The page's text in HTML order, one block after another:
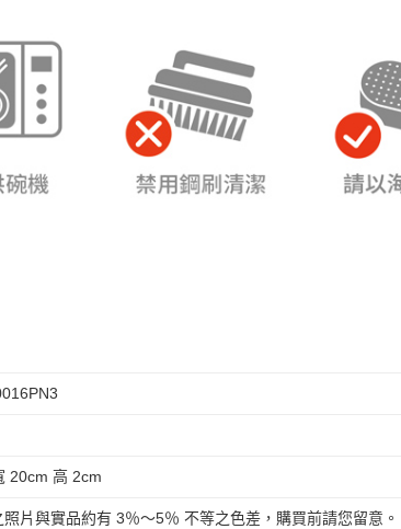
20cm 高 2cm
片與實品約有 3％～5％ 不等之色差，購買前請您留意。